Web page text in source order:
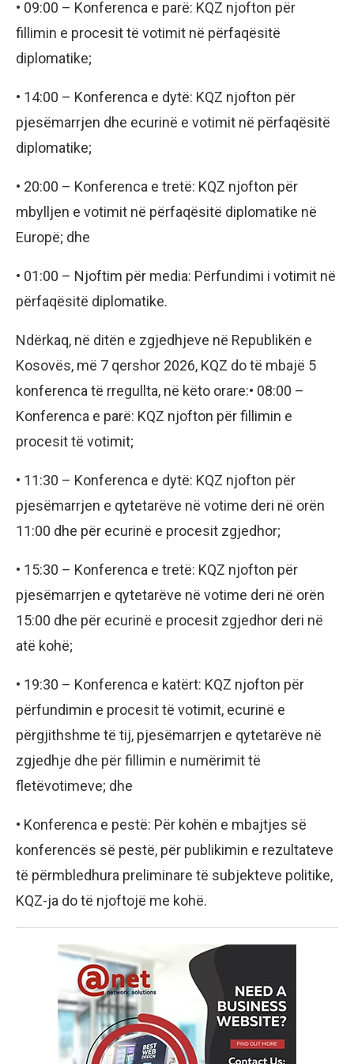
• 09:00 – Konferenca e parë: KQZ njofton për
fillimin e procesit të votimit në përfaqësitë
diplomatike;
• 14:00 – Konferenca e dytë: KQZ njofton për
pjesëmarrjen dhe ecurinë e votimit në përfaqësitë
diplomatike;
• 20:00 – Konferenca e tretë: KQZ njofton për
mbylljen e votimit në përfaqësitë diplomatike në
Europë; dhe
• 01:00 – Njoftim për media: Përfundimi i votimit në
përfaqësitë diplomatike.
Ndërkaq, në ditën e zgjedhjeve në Republikën e
Kosovës, më 7 qershor 2026, KQZ do të mbajë 5
konferenca të rregullta, në këto orare:• 08:00 –
Konferenca e parë: KQZ njofton për fillimin e
procesit të votimit;
• 11:30 – Konferenca e dytë: KQZ njofton për
pjesëmarrjen e qytetarëve në votime deri në orën
11:00 dhe për ecurinë e procesit zgjedhor;
• 15:30 – Konferenca e tretë: KQZ njofton për
pjesëmarrjen e qytetarëve në votime deri në orën
15:00 dhe për ecurinë e procesit zgjedhor deri në
atë kohë;
• 19:30 – Konferenca e katërt: KQZ njofton për
përfundimin e procesit të votimit, ecurinë e
përgjithshme të tij, pjesëmarrjen e qytetarëve në
zgjedhje dhe për fillimin e numërimit të
fletëvotimeve; dhe
• Konferenca e pestë: Për kohën e mbajtjes së
konferencës së pestë, për publikimin e rezultateve
të përmbledhura preliminare të subjekteve politike,
KQZ-ja do të njoftojë me kohë.